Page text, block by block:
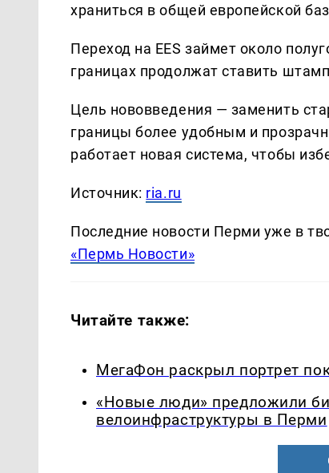
храниться в общей европейской
Переход на EES займет около
границах продолжат ставить
Цель нововведения — заменить
границы более удобным и
работает новая система, чтобы
Источник: ria.ru
Последние новости Перми уже в
«Пермь Новости»
Читайте также:
МегаФон раскрыл портрет
«Новые люди» предложили
велоинфраструктуры в Перми